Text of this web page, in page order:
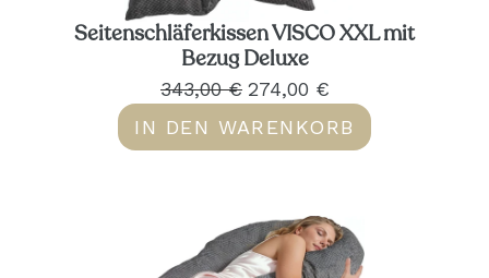
Seitenschläferkissen VISCO XXL mit
Bezug Deluxe
343,00 € 274,00 €
IN DEN WARENKORB